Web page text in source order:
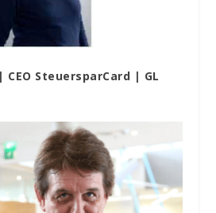
SteuersparCard | GL